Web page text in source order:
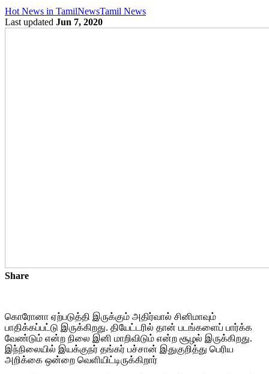
Hot News in TamilNewsTamil News
Last updated Jun 7, 2020
Share
கொரோனா ஏற்படுத்தி இருக்கும் அதிர்வால் சினிமாவும்
பாதிக்கப்பட்டு இருக்கிறது. தியேட்டரில் தான் படங்களைப் பார்க்க
வேண்டும் என்ற நிலை இனி மாறிவிடும் என்ற சூழல் இருக்கிறது.
இந்நிலையில் இயக்குநர் தங்கர் பச்சான் இதுகுறித்து பெரிய
அறிக்கை ஒன்றை வெளியிட்டிருக்கிறார்